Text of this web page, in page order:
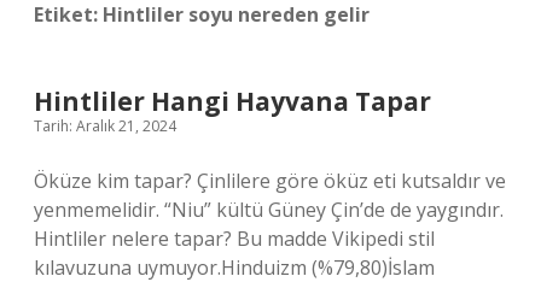
Etiket: Hintliler soyu nereden gelir
Hintliler Hangi Hayvana Tapar
Tarih: Aralık 21, 2024
Öküze kim tapar? Çinlilere göre öküz eti kutsaldır ve
yenmemelidir. “Niu” kültü Güney Çin’de de yaygındır.
Hintliler nelere tapar? Bu madde Vikipedi stil
kılavuzuna uymuyor.Hinduizm (%79,80)İslam